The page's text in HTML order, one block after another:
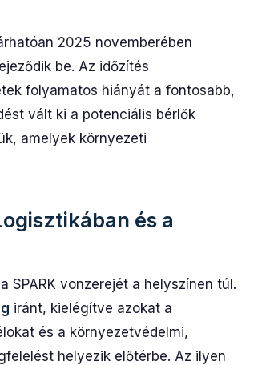
2025 novemberében
be. Az időzítés
folyamatos hiányát a fontosabb,
vált ki a potenciális bérlők
amelyek környezeti
és a
SPARK vonzerejét a helyszínen túl.
iránt, kielégítve azokat a
és a környezetvédelmi,
helyezik előtérbe. Az ilyen